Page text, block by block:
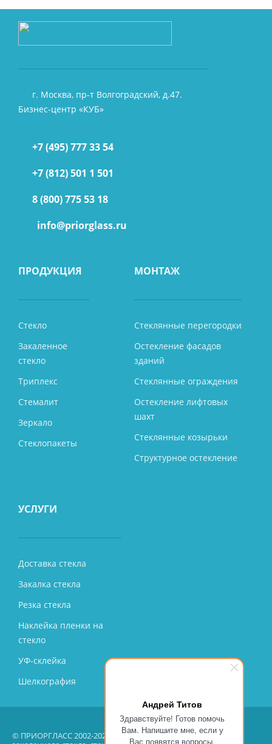
Андрей Титов
Здравствуйте! Готов помочь
Вам. Напишите мне, если у
Вас появятся вопросы.
г. Москва, пр-т Волгоградский, д.47.
Бизнес-центр «КУБ»
+7 (495) 777 33 54
+7 (812) 501 1 501
8 (800) 775 53 18
info@priorglass.ru
ПРОДУКЦИЯ
Стекло
Закаленное
стекло
Триплекс
Стемалит
Зеркало
Стеклопакеты
МОНТАЖ
Стеклянные перегородки
Остекление фасадов
зданий
Стеклянные ограждения
Остекление лифтовых
шахт
Стеклянные козырьки
Структурное остекление
УСЛУГИ
Доставка стекла
Закалка стекла
Резка стекла
Наклейка пленки на
стекло
УФ-склейка
Шелкография
© ПРИОРГЛАСС 2002-2026 – производство, продажа, монтаж